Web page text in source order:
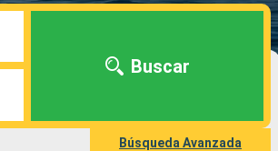
Buscar
Búsqueda Avanzada